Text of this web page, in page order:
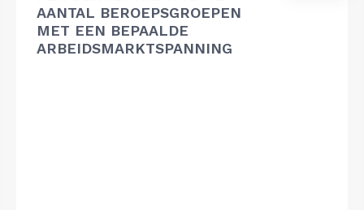
AANTAL BEROEPSGROEPEN
MET EEN BEPAALDE
ARBEIDSMARKTSPANNING